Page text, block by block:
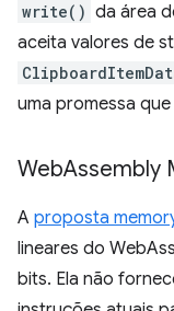
write() da área
aceita valores de
uma promessa
WebAssembly
A proposta
lineares do
bits. Ela não